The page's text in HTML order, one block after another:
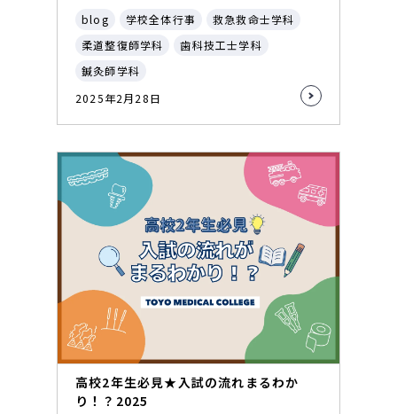
blog 学校全体行事
救急救命士学科
柔道整復師学科
歯科技工士学科
鍼灸師学科
2025年2月28日
高校2年生必見★入試の流れまるわか
り！？2025